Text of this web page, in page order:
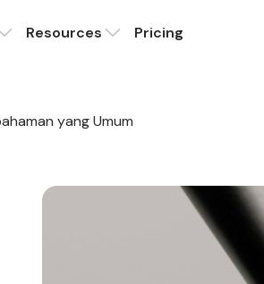
Resources Pricing
yang Umum